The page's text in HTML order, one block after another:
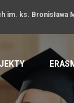
im. ks. Bronisława